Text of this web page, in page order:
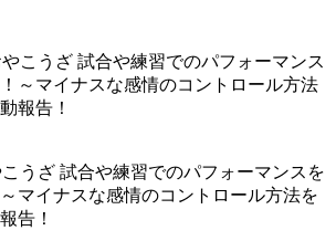
こうざ 試合や練習でのパフォーマンスを
マイナスな感情のコントロール方法を
告！